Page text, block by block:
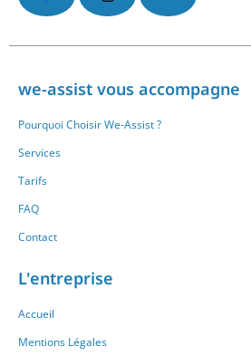
we-assist vous accompagne
Pourquoi Choisir We-Assist ?
Services
Tarifs
FAQ
Contact
L'entreprise
Accueil
Mentions Légales